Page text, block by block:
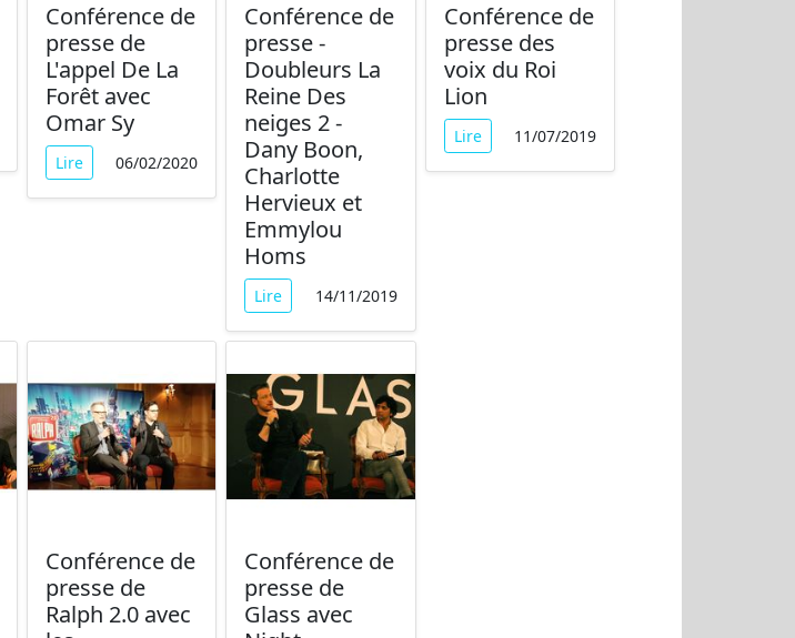
Conférence de
presse de
L'appel De La
Forêt avec
Omar Sy
Lire 06/02/2020
Conférence de
presse -
Doubleurs La
Reine Des
neiges 2 -
Dany Boon,
Charlotte
Hervieux et
Emmylou
Homs
Lire 14/11/2019
Conférence de
presse des
voix du Roi
Lion
Lire 11/07/2019
Conférence de
presse de
Ralph 2.0 avec
Conférence de
presse de
Glass avec